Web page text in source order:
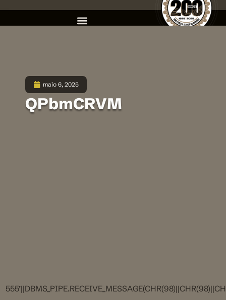
maio 6, 2025
QPbmCRVM